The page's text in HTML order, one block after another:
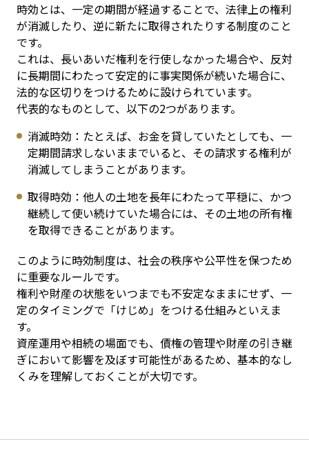
時効とは、一定の期間が経過することで、法律上の権利
が消滅したり、逆に新たに取得されたりする制度のこと
です。
これは、長いあいだ権利を行使しなかった場合や、反対
に長期間にわたって安定的に事実関係が続いた場合に、
法的な区切りをつけるために設けられています。
代表的なものとして、以下の2つがあります。
消滅時効：たとえば、お金を貸していたとしても、一
定期間請求しないままでいると、その請求する権利が
消滅してしまうことがあります。
取得時効：他人の土地を長年にわたって平穏に、かつ
継続して使い続けていた場合には、その土地の所有権
を取得できることがあります。
このように時効制度は、社会の秩序や公平性を保つため
に重要なルールです。
権利や財産の状態をいつまでも不安定なままにせず、一
定のタイミングで「けじめ」をつける仕組みといえま
す。
資産運用や相続の場面でも、債権の管理や財産の引き継
ぎにおいて影響を及ぼす可能性があるため、基本的なし
くみを理解しておくことが大切です。